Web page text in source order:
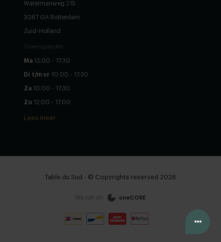
Watermanweg 215
3067 GA Rotterdam
Zuid-Holland
Openingstijden
Ma 13:00 - 17:30
Di t/m vr 10:00 - 17:30
Za 10:00 - 17:30
Zo 12:00 - 17:00
Lees meer
Table du Sud - © Copyrights reserved 2026
We run on: oneCORE